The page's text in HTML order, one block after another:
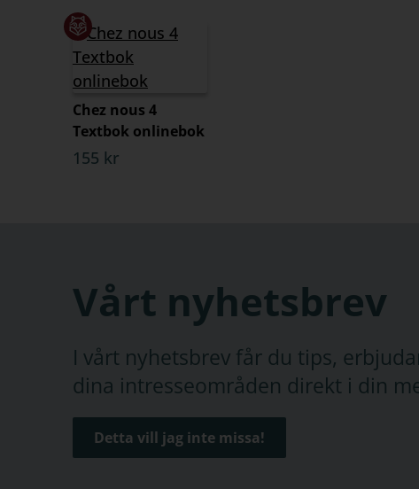
Chez nous 4
Textbok onlinebok
155 kr
Vårt nyhetsbrev
I vårt nyhetsbrev får du tips,
dina intresseområden direkt i din
Detta vill jag inte missa!